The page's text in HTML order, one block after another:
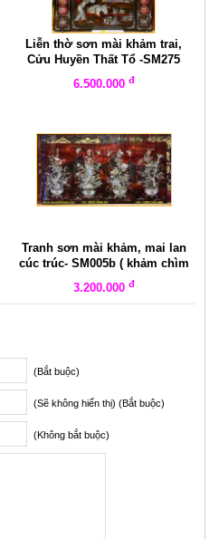
Liễn thờ sơn mài khảm trai,
Cửu Huyền Thất Tổ -SM275
6.500.000 đ
Tranh sơn mài khảm, mai lan
cúc trúc- SM005b ( khảm chìm
3.200.000 đ
(Bắt buộc)
(Sẽ không hiển thị) (Bắt buộc)
(Không bắt buộc)